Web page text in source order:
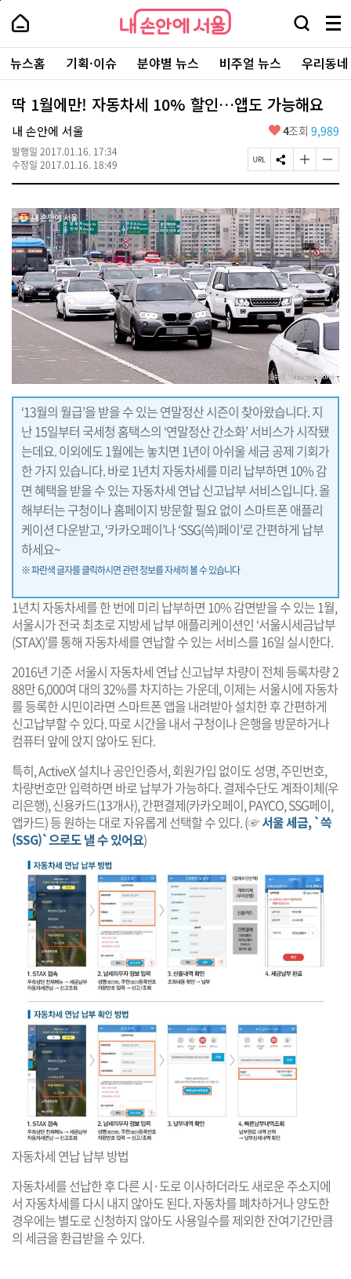
본
로
가
내
손
안
에
서
울
-
서
울
시
대
표
소
포
털
내
손
에
울
검
창
열
기
메
뉴
전
체
보
주
요
서
뉴스홈 기획·이슈 분야별 뉴스 비주얼 뉴스 우리동
딱 1월에만! 자동차세 10% 할인…앱도 가능해요
내 손안에 서울
발행일 2017.01.16. 17:34
수정일 2017.01.16. 18:49
좋
요
4조회 9,989
페
이
U
R
L
복
사
S
N
공
유
하
기
글
자
기
크
게
변
경
하
기
글
자
기
작
게
변
경
하
기
‘13월의 월급’을 받을 수 있는 연말정산 시즌이 찾아왔습니다. 지
난 15일부터 국세청 홈택스의 ‘연말정산 간소화’ 서비스가 시작됐
는데요. 이외에도 1월에는 놓치면 1년이 아쉬울 세금 공제 기회가
한 가지 있습니다. 바로 1년치 자동차세를 미리 납부하면 10% 감
면 혜택을 받을 수 있는 자동차세 연납 신고납부 서비스입니다. 올
해부터는 구청이나 홈페이지 방문할 필요 없이 스마트폰 애플리
케이션 다운받고, ‘카카오페이’나 ‘SSG(쓱)페이’로 간편하게 납부
하세요~
※ 파란색 글자를 클릭하시면 관련 정보를 자세히 볼 수 있습니다
1년치 자동차세를 한 번에 미리 납부하면 10% 감면받을 수 있는 1월,
서울시가 전국 최초로 지방세 납부 애플리케이션인 ‘서울시세금납부
(STAX)’를 통해 자동차세를 연납할 수 있는 서비스를 16일 실시한다.
2016년 기준 서울시 자동차세 연납 신고납부 차량이 전체 등록차량 2
88만 6,000여 대의 32%를 차지하는 가운데, 이제는 서울시에 자동차
를 등록한 시민이라면 스마트폰 앱을 내려받아 설치한 후 간편하게
신고납부할 수 있다. 따로 시간을 내서 구청이나 은행을 방문하거나
컴퓨터 앞에 앉지 않아도 된다.
특히, ActiveX 설치나 공인인증서, 회원가입 없이도 성명, 주민번호,
차량번호만 입력하면 바로 납부가 가능하다. 결제수단도 계좌이체(우
리은행), 신용카드(13개사), 간편결제(카카오페이, PAYCO, SSG페이,
앱카드) 등 원하는 대로 자유롭게 선택할 수 있다. (☞서울 세금, `쓱
(SSG)`으로도 낼 수 있어요)
자동차세 연납 납부 방법
자동차세를 선납한 후 다른 시·도로 이사하더라도 새로운 주소지에
서 자동차세를 다시 내지 않아도 된다. 자동차를 폐차하거나 양도한
경우에는 별도로 신청하지 않아도 사용일수를 제외한 잔여기간만큼
의 세금을 환급받을 수 있다.
페
상
단
로